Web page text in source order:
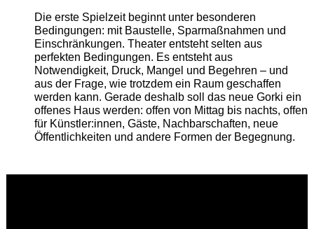
Die erste Spielzeit beginnt unter besonderen
Bedingungen: mit Baustelle, Sparmaßnahmen und
Einschränkungen. Theater entsteht selten aus
perfekten Bedingungen. Es entsteht aus
Notwendigkeit, Druck, Mangel und Begehren – und
aus der Frage, wie trotzdem ein Raum geschaffen
werden kann. Gerade deshalb soll das neue Gorki ein
offenes Haus werden: offen von Mittag bis nachts, offen
für Künstler:innen, Gäste, Nachbarschaften, neue
Öffentlichkeiten und andere Formen der Begegnung.